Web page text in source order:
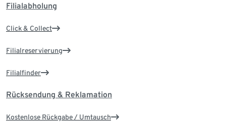
Filialabholung
Click & Collect
Filialreservierung
Filialfinder
Rücksendung & Reklamation
Kostenlose Rückgabe / Umtausch